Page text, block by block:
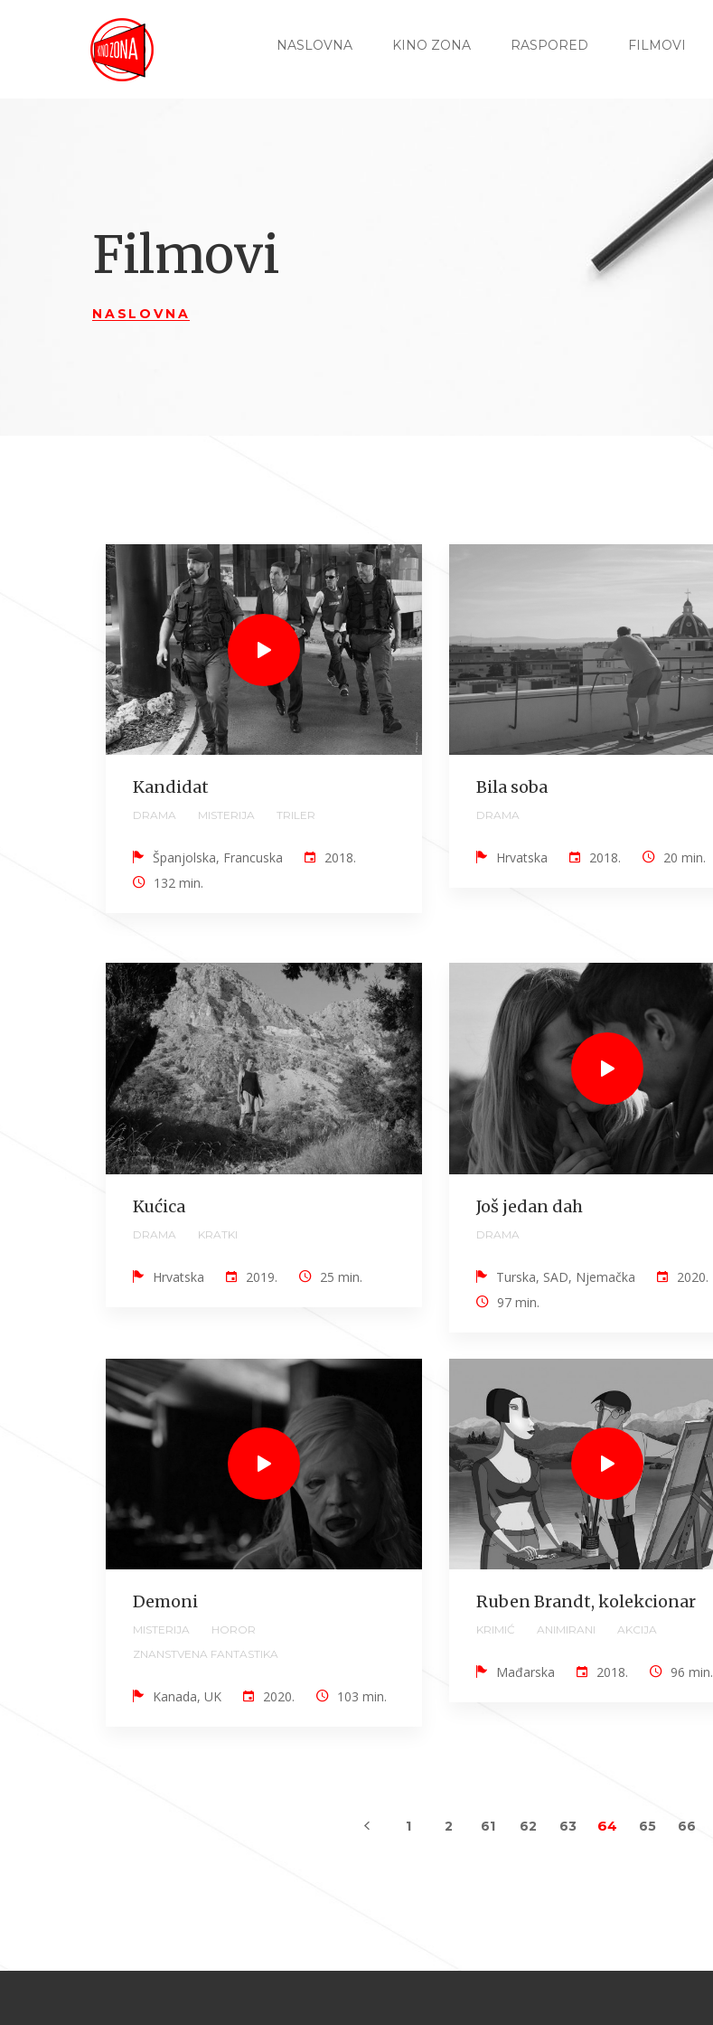
NASLOVNA KINO ZONA RASPORED FILMOVI
Filmovi
NASLOVNA
Kandidat
DRAMA MISTERIJA TRILER
Španjolska, Francuska
2018.
132 min.
Bila soba
DRAMA
Hrvatska 2018. 20 min.
Kućica
DRAMA KRATKI
Hrvatska 2019. 25 min.
Još jedan dah
DRAMA
Turska, SAD, Njemačka
2020.
97 min.
Demoni
MISTERIJA
HOROR
ZNANSTVENA FANTASTIKA
Kanada, UK 2020. 103 min.
Ruben Brandt, kolekcionar
KRIMIĆ ANIMIRANI AKCIJA
Mađarska 2018. 96 min.
1 2 61 62 63 64 65 66